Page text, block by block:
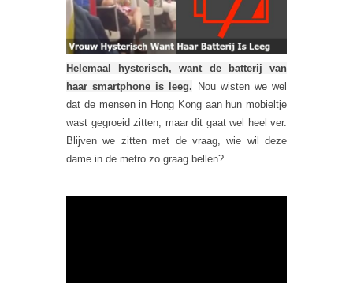
Helemaal hysterisch, want de batterij van
haar smartphone is leeg. Nou wisten we wel
dat de mensen in Hong Kong aan hun mobieltje
wast gegroeid zitten, maar dit gaat wel heel ver.
Blijven we zitten met de vraag, wie wil deze
dame in de metro zo graag bellen?